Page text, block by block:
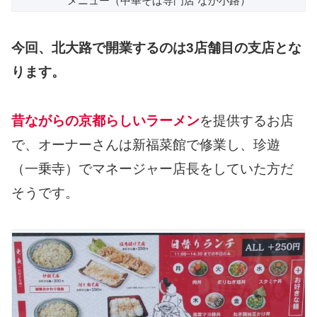
今回、北大路で開業するのは3店舗目の支店とな
ります。
昔ながらの京都らしいラーメンを提供するお店
で、オーナーさんは新福菜館で修業し、珍遊
（一乗寺）でマネージャー店長をしていた方だ
そうです。